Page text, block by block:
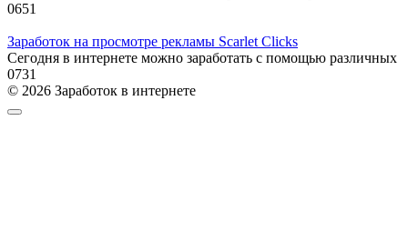
0651
Заработок на просмотре рекламы Scarlet Clicks
Сегодня в интернете можно заработать с помощью различных
0731
© 2026 Заработок в интернете